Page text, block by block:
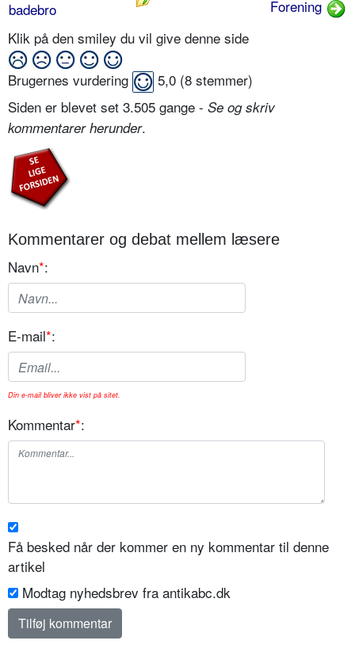
badebro
Forening
Klik på den smiley du vil give denne side
Brugernes vurdering 5,0 (8 stemmer)
Siden er blevet set 3.505 gange - Se og skriv
kommentarer herunder.
Kommentarer og debat mellem læsere
Navn*:
E-mail*:
Din e-mail bliver ikke vist på sitet.
Kommentar*:
Få besked når der kommer en ny kommentar til denne
artikel
Modtag nyhedsbrev fra antikabc.dk